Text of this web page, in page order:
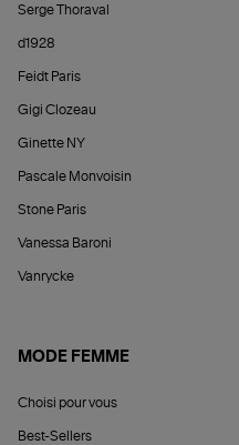
Serge Thoraval
d1928
Feidt Paris
Gigi Clozeau
Ginette NY
Pascale Monvoisin
Stone Paris
Vanessa Baroni
Vanrycke
MODE FEMME
Choisi pour vous
Best-Sellers